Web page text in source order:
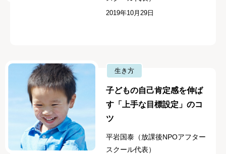
2019年10月29日
生き方
子どもの自己肯定感を伸ば
す「上手な目標設定」のコ
ツ
平岩国泰（放課後NPOアフター
スクール代表）